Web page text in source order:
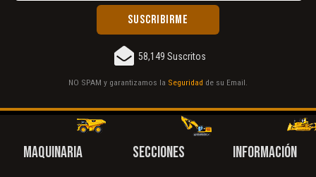
58,149 Suscritos
NO SPAM y garantizamos la Seguridad de su Email.
MAQUINARIA
SECCIONES
INFORMACIÓN